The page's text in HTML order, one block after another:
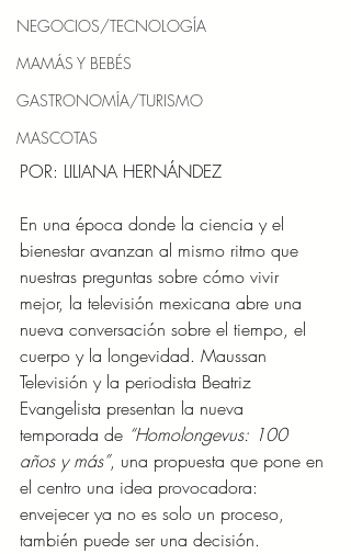
NEGOCIOS/TECNOLOGÍA
MAMÁS Y BEBÉS
GASTRONOMÍA/TURISMO
MASCOTAS
POR: LILIANA HERNÁNDEZ
En una época donde la ciencia y el
bienestar avanzan al mismo ritmo que
nuestras preguntas sobre cómo vivir
mejor, la televisión mexicana abre una
nueva conversación sobre el tiempo, el
cuerpo y la longevidad. Maussan
Televisión y la periodista Beatriz
Evangelista presentan la nueva
temporada de “Homolongevus: 100
años y más”, una propuesta que pone en
el centro una idea provocadora:
envejecer ya no es solo un proceso,
también puede ser una decisión.